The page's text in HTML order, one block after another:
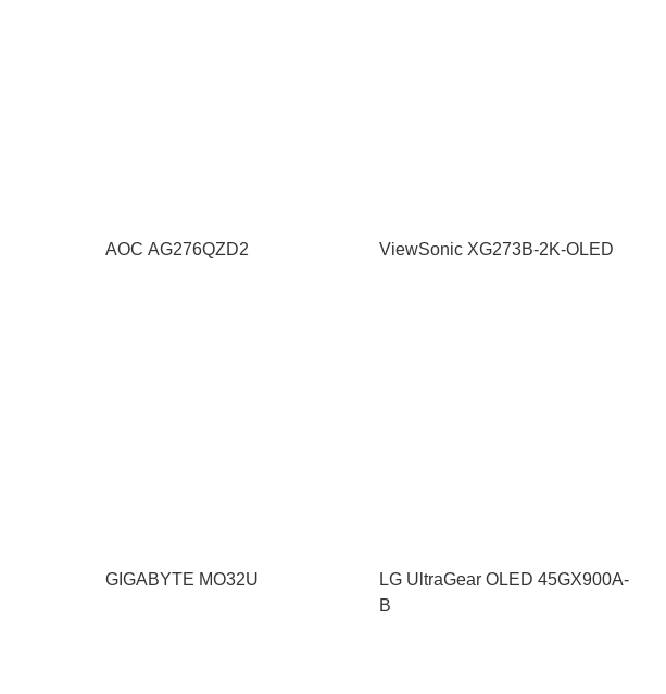
AOC AG276QZD2 ViewSonic XG273B-2K-OLED
GIGABYTE MO32U
LG UltraGear OLED 45GX900A-
B